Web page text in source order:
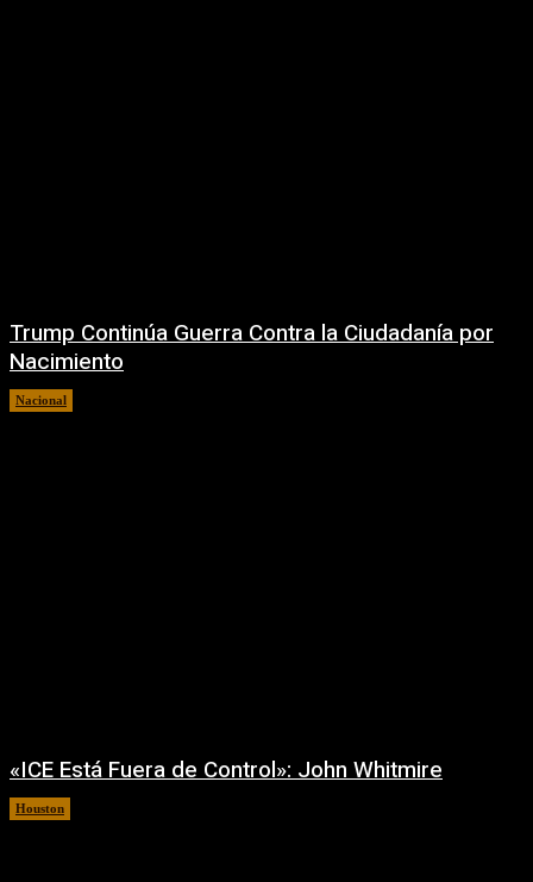
Trump Continúa Guerra Contra la Ciudadanía por
Nacimiento
Nacional
«ICE Está Fuera de Control»: John Whitmire
Houston